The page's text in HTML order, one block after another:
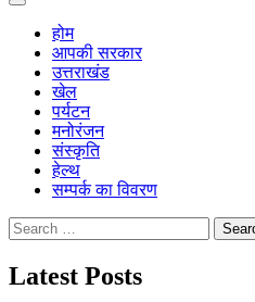
होम
आपकी सरकार
उत्तराखंड
खेल
पर्यटन
मनोरंजन
संस्कृति
हेल्थ
सम्पर्क का विवरण
Search
for:
Latest Posts